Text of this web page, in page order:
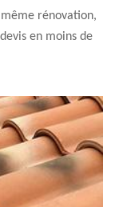
rénovation,
en moins de